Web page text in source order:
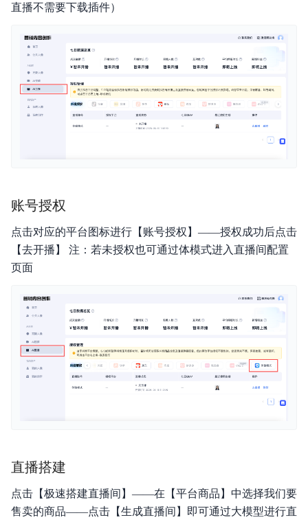
功能发布记录
产品介绍
常见问题
克隆协议
隐私协议
直播不需要下载插件）
账号授权
点击对应的平台图标进行【账号授权】——授权成功后点击
【去开播】 注：若未授权也可通过体模式进入直播间配置
页面
直播搭建
点击【极速搭建直播间】——在【平台商品】中选择我们要
售卖的商品——点击【生成直播间】即可通过大模型进行直